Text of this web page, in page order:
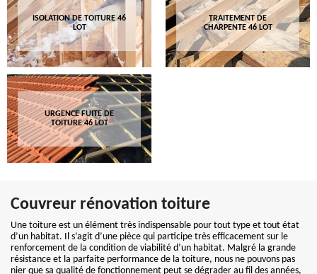
ISOLATION DE TOITURE 46
LOT
TRAITEMENT DE
CHARPENTE 46 LOT
URGENCE FUITE DE
TOITURE 46 LOT
Couvreur rénovation toiture
Une toiture est un élément très indispensable pour tout type et tout état
d’un habitat. Il s’agit d’une pièce qui participe très efficacement sur le
renforcement de la condition de viabilité d’un habitat. Malgré la grande
résistance et la parfaite performance de la toiture, nous ne pouvons pas
nier que sa qualité de fonctionnement peut se dégrader au fil des années,